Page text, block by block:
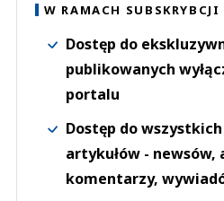
W RAMACH
Dostęp do
publikowanych
portalu
Dostęp do
artykułów -
komentarzy,